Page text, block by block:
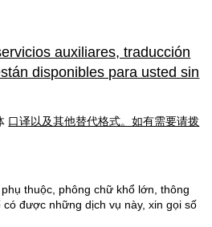
auxiliares, traducción
disponibles para usted sin
口译以及其他替代格式。如有需要请拨
phụ thuộc, phông chữ khổ lớn, thông
có được những dịch vụ này, xin gọi số